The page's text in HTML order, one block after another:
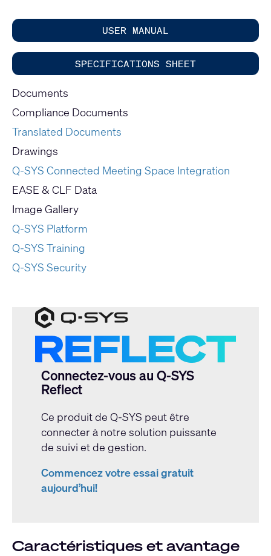
USER MANUAL
SPECIFICATIONS SHEET
Documents
Compliance Documents
Translated Documents
Drawings
Q-SYS Connected Meeting Space Integration
EASE & CLF Data
Image Gallery
Q-SYS Platform
Q-SYS Training
Q-SYS Security
Connectez-vous au Q-SYS
Reflect
Ce produit de Q-SYS peut être
connecter à notre solution puissante
de suivi et de gestion.
Commencez votre essai gratuit
aujourd’hui!
Caractéristiques et avantage